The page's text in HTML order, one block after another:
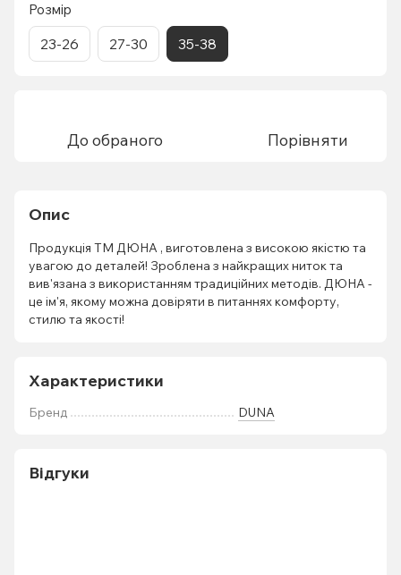
Розмір
23-26 27-30 35-38
До обраного Порівняти
Опис
Продукція ТМ ДЮНА , виготовлена з високою якістю та
увагою до деталей! Зроблена з найкращих ниток та
вив'язана з використанням традиційних методів. ДЮНА -
це ім'я, якому можна довіряти в питаннях комфорту,
стилю та якості!
Характеристики
Бренд DUNA
Відгуки